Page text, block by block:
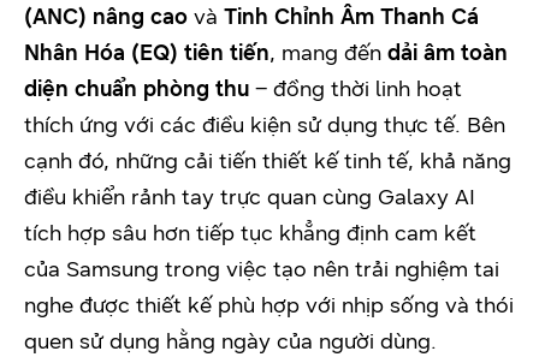
(ANC) nâng cao và Tinh Chỉnh Âm Thanh Cá
Nhân Hóa (EQ) tiên tiến, mang đến dải âm toàn
diện chuẩn phòng thu – đồng thời linh hoạt
thích ứng với các điều kiện sử dụng thực tế. Bên
cạnh đó, những cải tiến thiết kế tinh tế, khả năng
điều khiển rảnh tay trực quan cùng Galaxy AI
tích hợp sâu hơn tiếp tục khẳng định cam kết
của Samsung trong việc tạo nên trải nghiệm tai
nghe được thiết kế phù hợp với nhịp sống và thói
quen sử dụng hằng ngày của người dùng.